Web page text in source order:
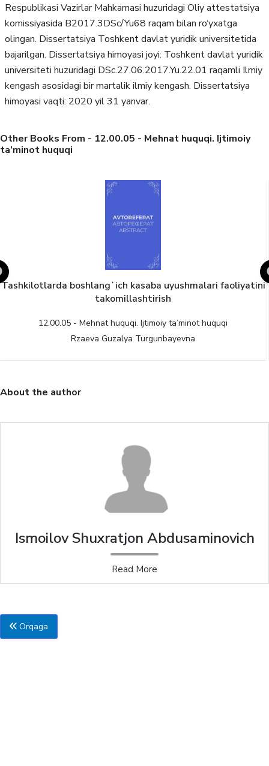
Respublikasi Vazirlar Mahkamasi huzuridagi Oliy attestatsiya
komissiyasida B2017.3DSc/Yu68 raqam bilan ro‘yxatga
olingan. Dissertatsiya Toshkent davlat yuridik universitetida
bajarilgan. Dissertatsiya himoyasi joyi: Toshkent davlat yuridik
universiteti huzuridagi DSc.27.06.2017.Yu.22.01 raqamli Ilmiy
kengash asosidagi bir martalik ilmiy kengash. Dissertatsiya
himoyasi vaqti: 2020 yil 31 yanvar.
Other Books From - 12.00.05 - Mehnat huquqi. Ijtimoiy
ta’minot huquqi
Tashkilotlarda boshlangʻich kasaba uyushmalari faoliyatini
takomillashtirish
12.00.05 - Mehnat huquqi. Ijtimoiy ta’minot huquqi
Rzaeva Guzalya Turgunbayevna
About the author
Ismoilov Shuxratjon Abdusaminovich
Read More
Orqaga